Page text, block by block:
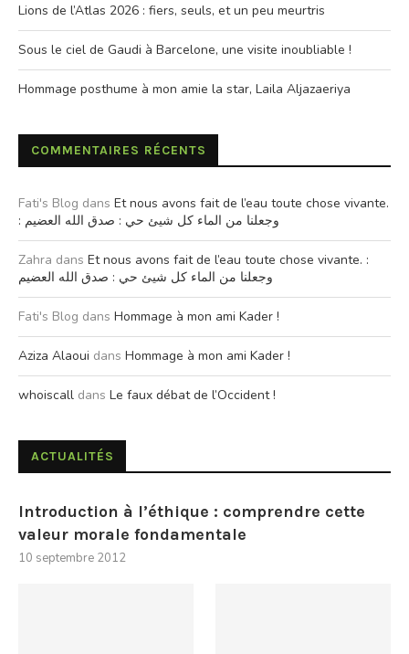
Lions de l’Atlas 2026 : fiers, seuls, et un peu meurtris
Sous le ciel de Gaudi à Barcelone, une visite inoubliable !
Hommage posthume à mon amie la star, Laila Aljazaeriya
COMMENTAIRES RÉCENTS
Fati's Blog dans Et nous avons fait de l’eau toute chose vivante.
: وجعلنا من الماء كل شيئ حي : صدق الله العضيم
Zahra dans Et nous avons fait de l’eau toute chose vivante. :
وجعلنا من الماء كل شيئ حي : صدق الله العضيم
Fati's Blog dans Hommage à mon ami Kader !
Aziza Alaoui dans Hommage à mon ami Kader !
whoiscall dans Le faux débat de l’Occident !
ACTUALITÉS
Introduction à l’éthique : comprendre cette
valeur morale fondamentale
10 septembre 2012